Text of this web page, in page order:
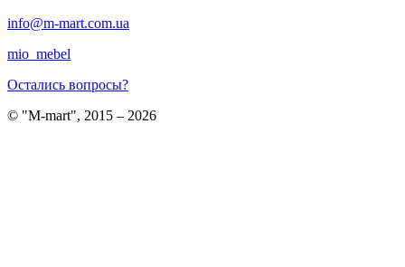
info@m-mart.com.ua
mio_mebel
Остались вопросы?
© "M-mart", 2015 – 2026